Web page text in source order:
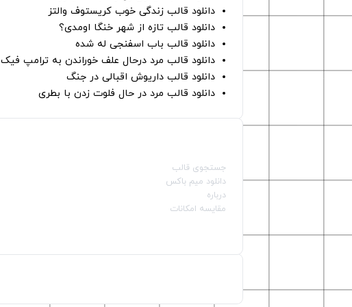
دانلود قالب زندگی خوب کریستوف والتز
دانلود قالب تازه از شهر خنگا اومدی؟
دانلود قالب باب اسفنجی له شده
دانلود قالب مرد درحال علف خوراندن به ترامپ فیک
دانلود قالب داریوش اقبالی در جنگ
دانلود قالب مرد در حال فلوت زدن با بطری
جستجوی قالب
دانلود میم باکس
درباره
مقایسه امکانات